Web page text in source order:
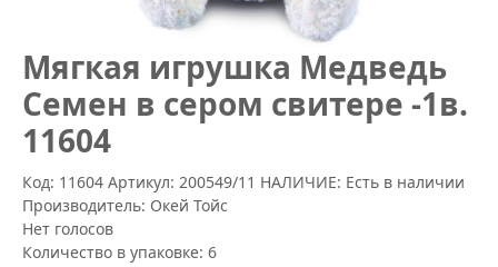
Mягкая игрушка Медведь
Семен в сером свитере -1в.
11604
Код: 11604 Артикул: 200549/11 НАЛИЧИЕ: Есть в наличии
Производитель: Окей Тойс
Нет голосов
Количество в упаковке: 6